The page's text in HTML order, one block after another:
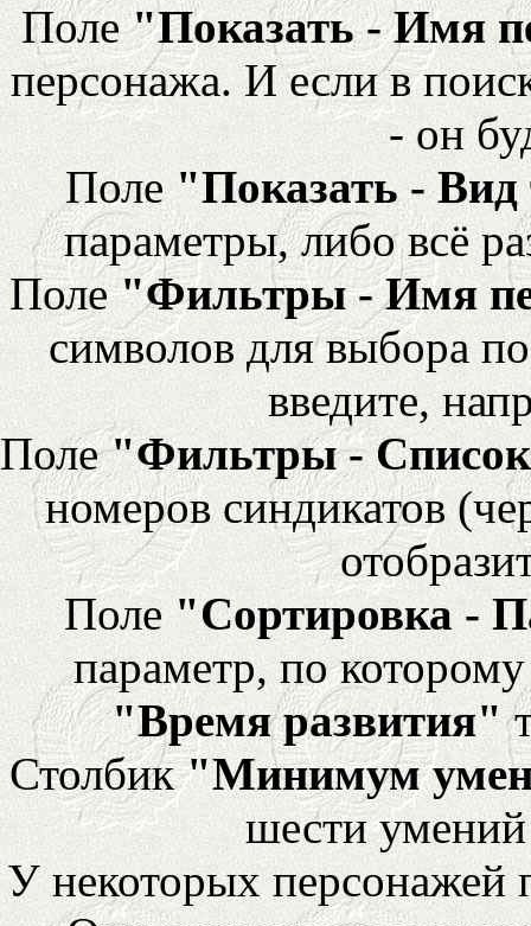
Поле"Показать - Имя
персонажа. И если в
- он
Поле "Показать -
параметры, либо всё
Поле"Фильтры - Имя
символов для выбора
введите,
Поле"Фильтры - Список
номеров синдикатов
Поле "Сортировка -
параметр, по
"Время развития"
Столбик"Минимум
шести
У некоторых персонажей